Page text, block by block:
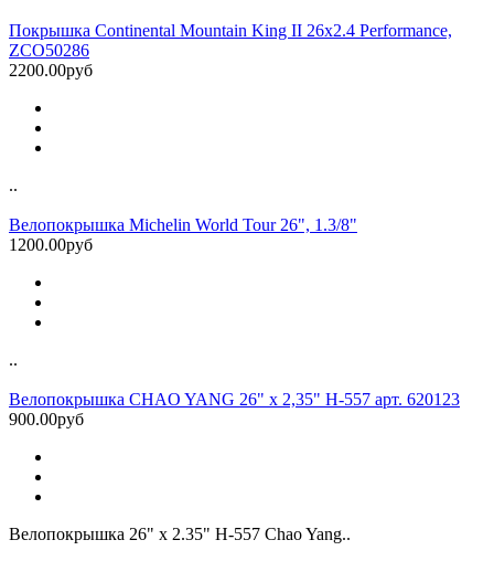
Покрышка Continental Mountain King II 26x2.4 Performance,
ZCO50286
2200.00руб
..
Велопокрышка Michelin World Tour 26", 1.3/8"
1200.00руб
..
Велопокрышка CHAO YANG 26" х 2,35" H-557 арт. 620123
900.00руб
Велопокрышка 26" x 2.35" H-557 Chao Yang..